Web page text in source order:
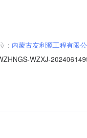
： 内蒙古友利源工程有限
WZXJ-
：12063256@ceic.com